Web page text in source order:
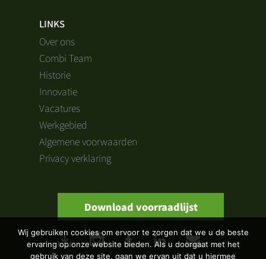
LINKS
Over ons
Combi Team
Historie
Innovatie
Vacatures
Werkgebied
Algemene voorwaarden
Privacy verklaring
Download voorraadlijst
Wij gebruiken cookies om ervoor te zorgen dat we u de beste
ervaring op onze website bieden. Als u doorgaat met het
gebruik van deze site, gaan we ervan uit dat u hiermee